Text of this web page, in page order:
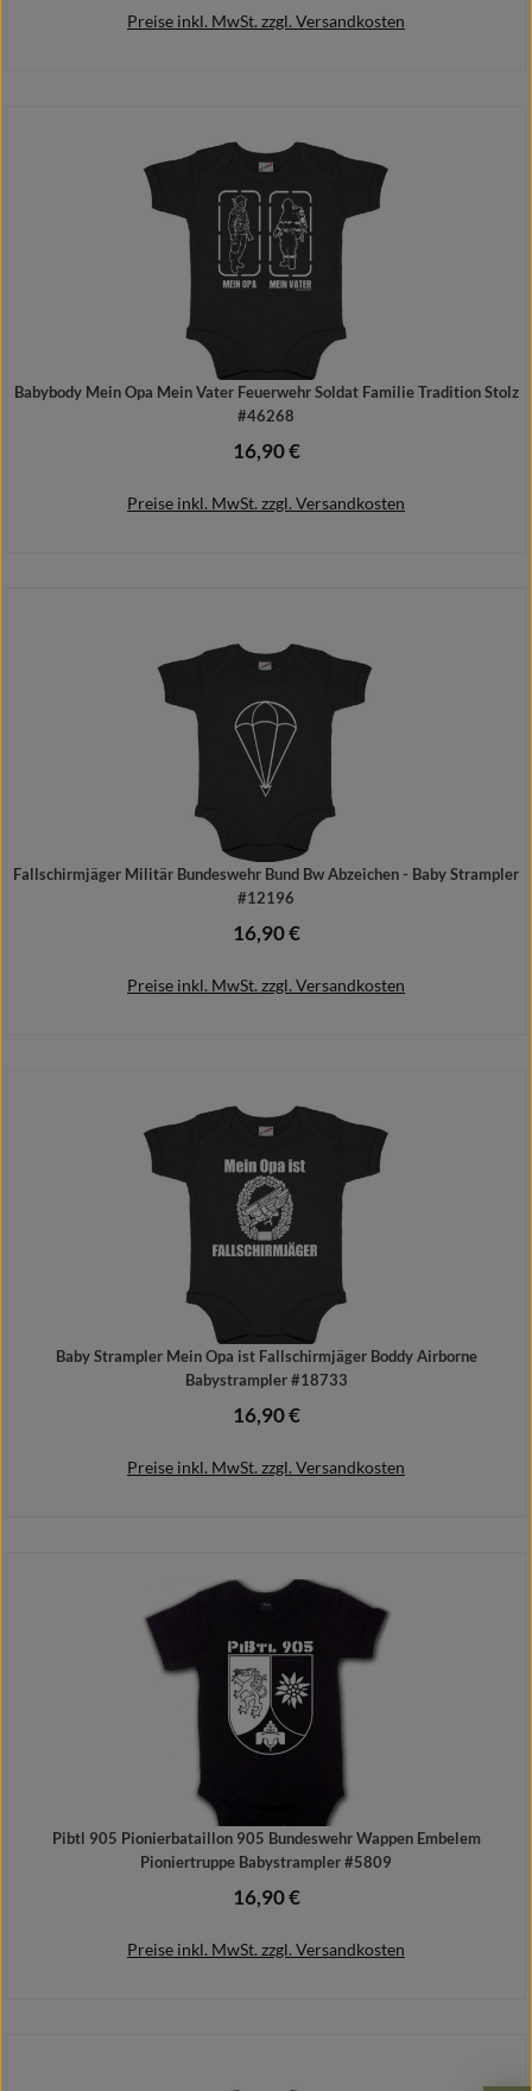
Preise inkl. MwSt. zzgl. Versandkosten
Details
Babybody Mein Opa Mein Vater Feuerwehr Soldat Familie Tradition Stolz
#46268
Regulärer Preis:
16,90 €
Preise inkl. MwSt. zzgl. Versandkosten
Fallschirmjäger Militär Bundeswehr Bund Bw Abzeichen - Baby Strampler
#12196
Regulärer Preis:
16,90 €
Preise inkl. MwSt. zzgl. Versandkosten
Details
Baby Strampler Mein Opa ist Fallschirmjäger Boddy Airborne
Babystrampler #18733
Regulärer Preis:
16,90 €
Preise inkl. MwSt. zzgl. Versandkosten
Details
Pibtl 905 Pionierbataillon 905 Bundeswehr Wappen Embelem
Pioniertruppe Babystrampler #5809
Regulärer Preis:
16,90 €
Preise inkl. MwSt. zzgl. Versandkosten